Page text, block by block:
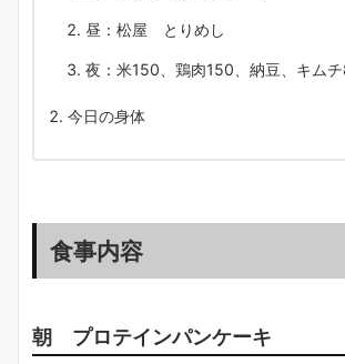
昼：松屋 とりめし
夜：米150、鶏肉150、納豆、キム
今日の身体
食事内容
朝 プロテインパンケーキ